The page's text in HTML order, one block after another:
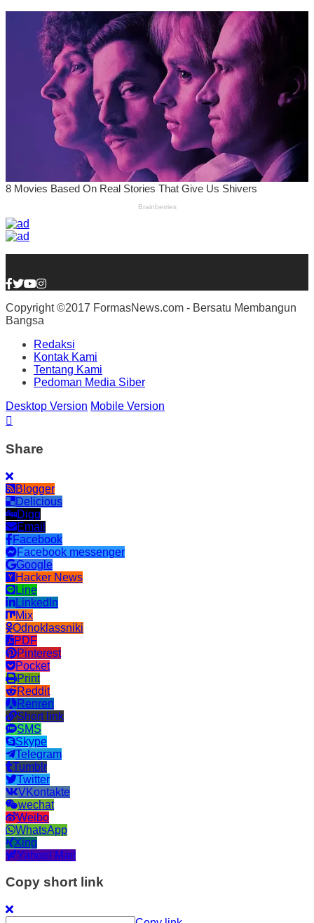
Copyright ©2017 FormasNews.com - Bersatu Membangun
Bangsa
Redaksi
Kontak Kami
Tentang Kami
Pedoman Media Siber
Desktop Version Mobile Version
Share
Blogger
Delicious
Digg
Email
Facebook
Facebook messenger
Google
Hacker News
Line
LinkedIn
Mix
Odnoklassniki
PDF
Pinterest
Pocket
Print
Reddit
Renren
Short link
SMS
Skype
Telegram
Tumblr
Twitter
VKontakte
wechat
Weibo
WhatsApp
Xing
Yahoo! Mail
Copy short link